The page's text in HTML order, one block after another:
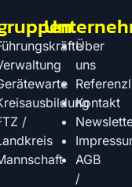
/
Über
uns
Kontakt
AGB
/